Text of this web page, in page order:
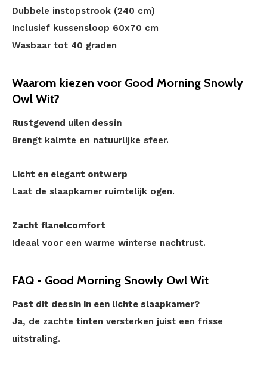
Dubbele instopstrook (240 cm)
Inclusief kussensloop 60x70 cm
Wasbaar tot 40 graden
Waarom kiezen voor Good Morning Snowly
Owl Wit?
Rustgevend uilen dessin
Brengt kalmte en natuurlijke sfeer.
Licht en elegant ontwerp
Laat de slaapkamer ruimtelijk ogen.
Zacht flanelcomfort
Ideaal voor een warme winterse nachtrust.
FAQ - Good Morning Snowly Owl Wit
Past dit dessin in een lichte slaapkamer?
Ja, de zachte tinten versterken juist een frisse
uitstraling.